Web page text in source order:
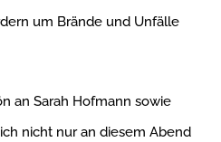
um Brände und Unfälle
an Sarah Hofmann sowie
nicht nur an diesem Abend